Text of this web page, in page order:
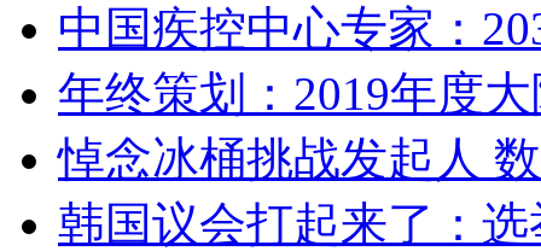
中国疾控中心专家：
年终策划：2019年度
悼念冰桶挑战发起人
韩国议会打起来了：